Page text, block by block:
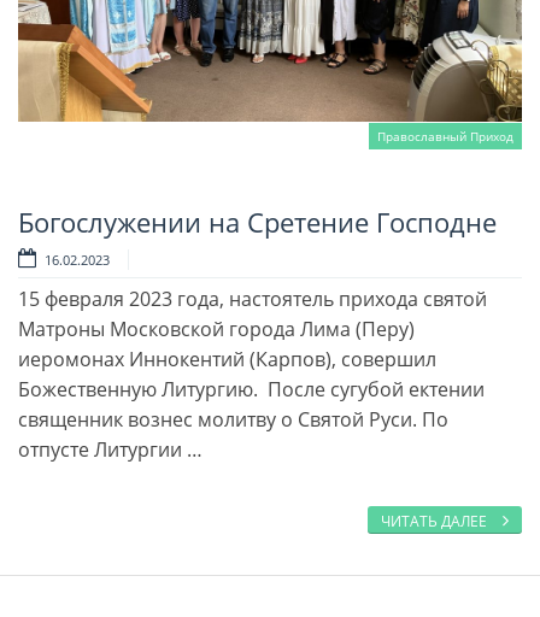
Православный Приход
Читать далее
Богослужении на Сретение Господне
16.02.2023
15 февраля 2023 года, настоятель прихода святой
Матроны Московской города Лима (Перу)
иеромонах Иннокентий (Карпов), совершил
Божественную Литургию. После сугубой ектении
священник вознес молитву о Святой Руси. По
отпусте Литургии …
ЧИТАТЬ ДАЛЕЕ